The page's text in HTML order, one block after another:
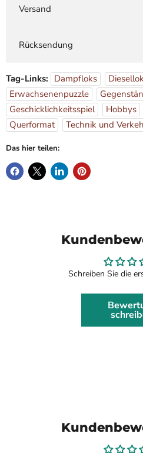
Versand
Rücksendung
Tag-Links: Dampfloks
Erwachsenenpuzzle
Geschicklichkeitsspiel
Hobbys
Querformat
Technik und
Das hier teilen:
Schreiben Sie die